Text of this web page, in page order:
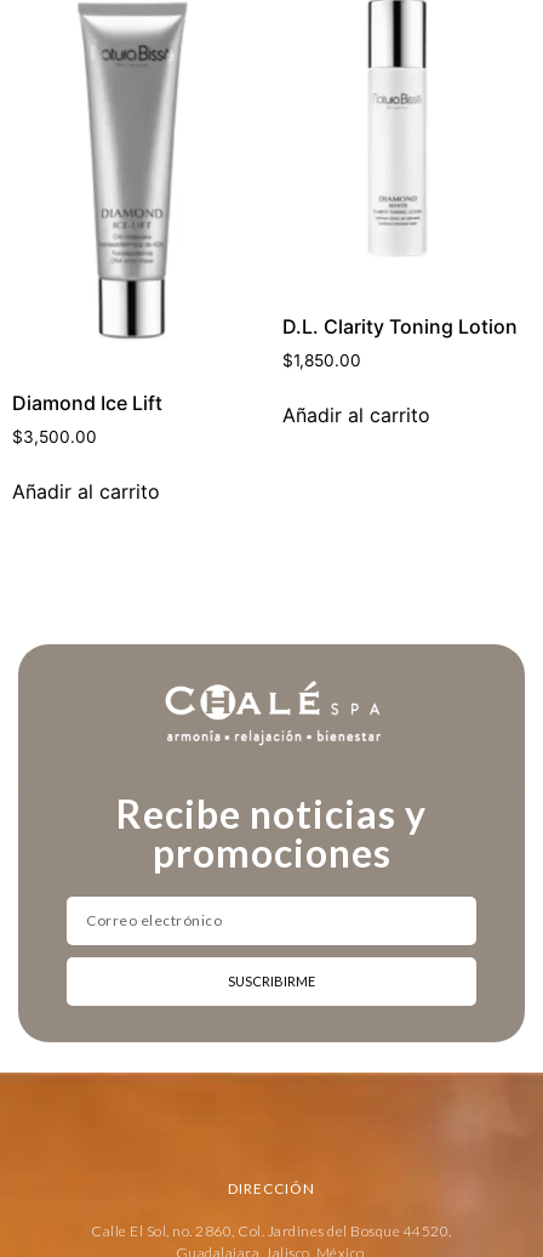
Diamond Ice Lift
$3,500.00
Añadir al carrito
D.L. Clarity Toning Lotion
$1,850.00
Añadir al carrito
Recibe noticias y
promociones
SUSCRIBIRME
DIRECCIÓN
Calle El Sol, no. 2860, Col. Jardines del Bosque 44520,
Guadalajara, Jalisco, México.